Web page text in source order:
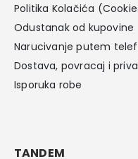
Politika Kolačića
Odustanak od kupovine
Narucivanje putem
Dostava, povracaj i
Isporuka robe
TANDEM